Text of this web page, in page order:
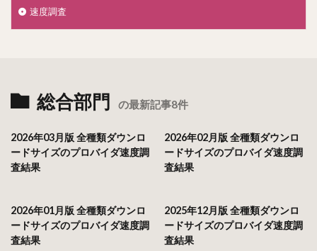
速度調査
総合部門 の最新記事8件
2026年03月版 全種類ダウンロ
ードサイズのプロバイダ速度調
査結果
2026年02月版 全種類ダウンロ
ードサイズのプロバイダ速度調
査結果
2026年01月版 全種類ダウンロ
ードサイズのプロバイダ速度調
査結果
2025年12月版 全種類ダウンロ
ードサイズのプロバイダ速度調
査結果